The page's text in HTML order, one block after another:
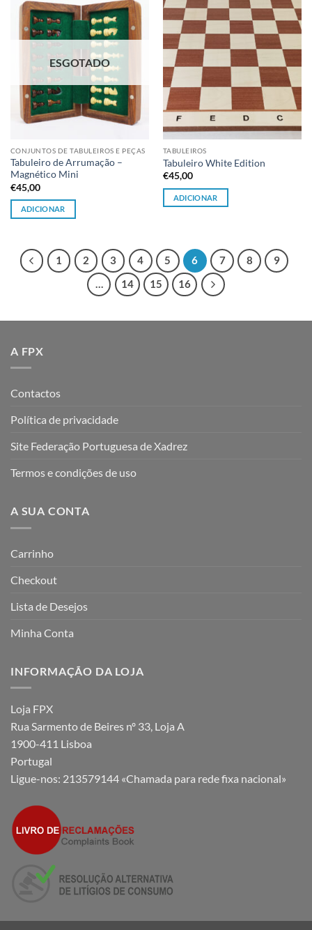
Adicionar
à lista de
desejos
ESGOTADO
CONJUNTOS DE TABULEIROS E PEÇAS
Tabuleiro de Arrumação –
Magnético Mini
€45,00
ADICIONAR
Adicionar
à lista de
desejos
TABULEIROS
Tabuleiro White Edition
€45,00
ADICIONAR
1 2 3 4 5 6 7 8
9
…
14 15 16
A FPX
Contactos
Política de privacidade
Site Federação Portuguesa de Xadrez
Termos e condições de uso
A SUA CONTA
Carrinho
Checkout
Lista de Desejos
Minha Conta
INFORMAÇÃO DA LOJA
Loja FPX
Rua Sarmento de Beires nº 33, Loja A
1900-411 Lisboa
Portugal
Ligue-nos: 213579144 «Chamada para rede fixa nacional»